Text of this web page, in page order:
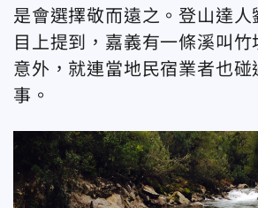
是會選擇敬而遠之。登山達
目上提到，嘉義有一條溪叫竹
意外，就連當地民宿業者也碰
事。